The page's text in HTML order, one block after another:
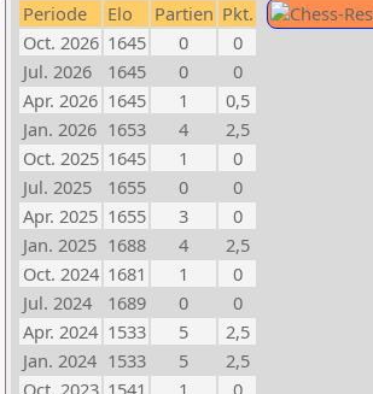
Periode Elo Partien Pkt.
Oct. 2026 1645 0
0
Jul. 2026
1645 0
0
Apr. 2026 1645 1
0,5
Jan. 2026 1653 4
2,5
Oct. 2025 1645 1
0
Jul. 2025
1655 0
0
Apr. 2025 1655 3
0
Jan. 2025 1688 4
2,5
Oct. 2024 1681 1
0
Jul. 2024
1689 0
0
Apr. 2024 1533 5
2,5
Jan. 2024 1533 5
2,5
Oct. 2023 1541 1
0